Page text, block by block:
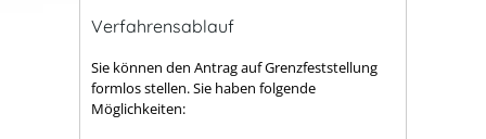
Verfahrensablauf
Sie können den Antrag auf Grenzfeststellung
formlos stellen. Sie haben folgende
Möglichkeiten: